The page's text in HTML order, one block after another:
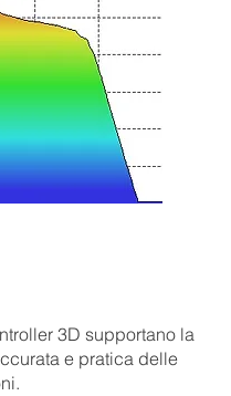
3D supportano la
e pratica delle